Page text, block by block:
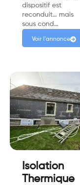
dispositif est
reconduit… mais
sous cond…
Voir l'annonce
Isolation
Thermique